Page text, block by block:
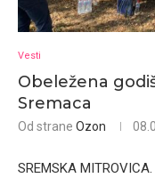
Vesti
Obeležena
Sremaca
Od strane Ozon
SREMSKA